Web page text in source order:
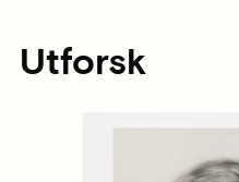
Utforsk